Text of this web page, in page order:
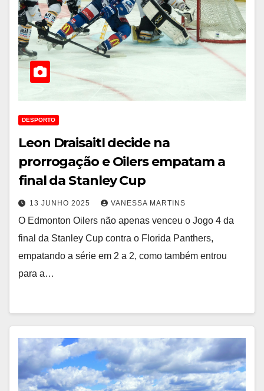
DESPORTO
Leon Draisaitl decide na
prorrogação e Oilers empatam a
final da Stanley Cup
13 JUNHO 2025 VANESSA MARTINS
O Edmonton Oilers não apenas venceu o Jogo 4 da
final da Stanley Cup contra o Florida Panthers,
empatando a série em 2 a 2, como também entrou
para a…